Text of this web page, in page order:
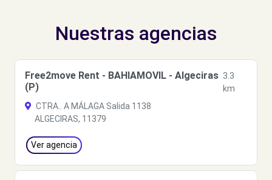
Nuestras agencias
Free2move Rent - BAHIAMOVIL - Algeciras
(P)
3.3
km
CTRA.. A MÁLAGA Salida 1138
ALGECIRAS, 11379
Ver agencia